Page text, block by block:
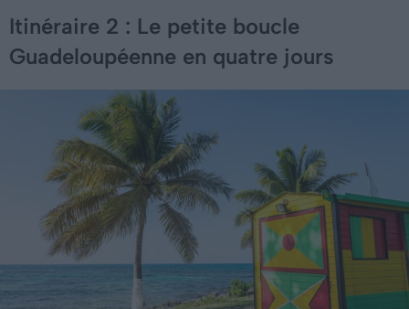
Itinéraire 2 : Le petite boucle
Guadeloupéenne en quatre jours